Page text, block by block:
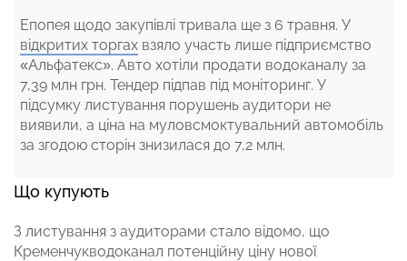
Епопея щодо закупівлі тривала ще з 6 травня. У
відкритих торгах взяло участь лише підприємство
«Альфатекс». Авто хотіли продати водоканалу за
7,39 млн грн. Тендер підпав під моніторинг. У
підсумку листування порушень аудитори не
виявили, а ціна на муловсмоктувальний автомобіль
за згодою сторін знизилася до 7,2 млн.
Що купують
З листування з аудиторами стало відомо, що
Кременчукводоканал потенційну ціну нової